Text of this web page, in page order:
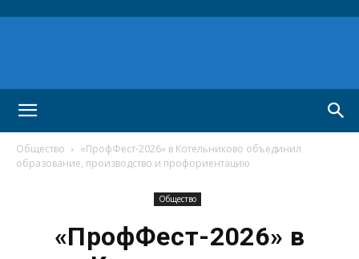
Общество
«ПрофФест-2026» в Котельниково объединил
образование, производство и профориентацию
Общество
«ПрофФест-2026» в